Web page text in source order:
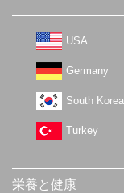
USA
Germany
South Korea
Turkey
栄養と健康